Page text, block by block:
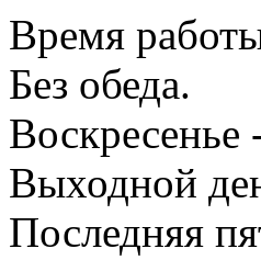
Время
Без обеда.
Воскресенье
Выходной
Последняя